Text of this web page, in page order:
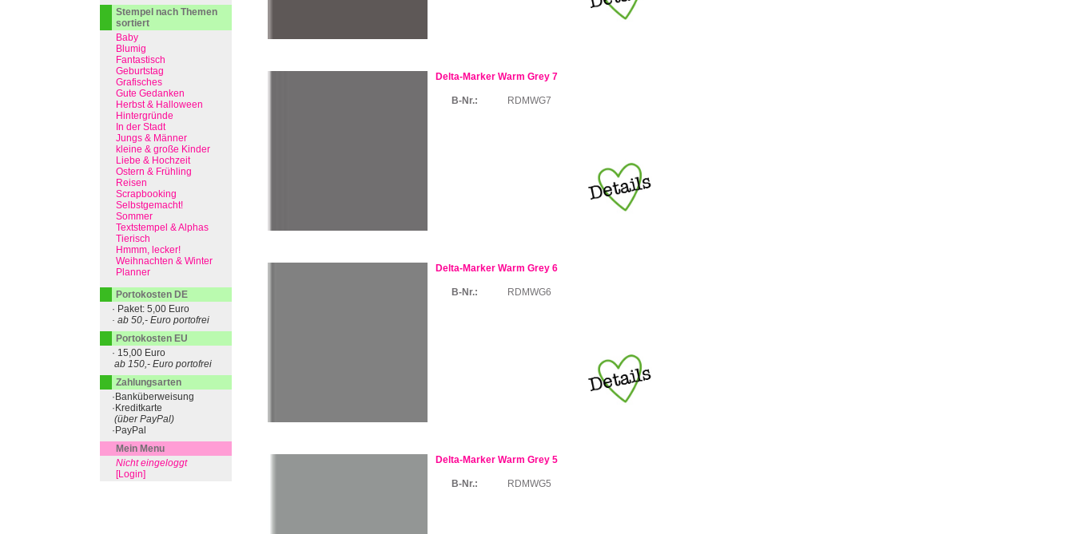
Delta-Marker Warm Grey 7
B-Nr.: RDMWG7
Delta-Marker Warm Grey 6
B-Nr.: RDMWG6
Delta-Marker Warm Grey 5
B-Nr.: RDMWG5
Stempel nach Themen
sortiert
Baby
Blumig
Fantastisch
Geburtstag
Grafisches
Gute Gedanken
Herbst & Halloween
Hintergründe
In der Stadt
Jungs & Männer
kleine & große Kinder
Liebe & Hochzeit
Ostern & Frühling
Reisen
Scrapbooking
Selbstgemacht!
Sommer
Textstempel & Alphas
Tierisch
Hmmm, lecker!
Weihnachten & Winter
Planner
Portokosten DE
· Paket: 5,00 Euro
· ab 50,- Euro portofrei
Portokosten EU
· 15,00 Euro
ab 150,- Euro portofrei
Zahlungsarten
·Banküberweisung
·Kreditkarte
(über PayPal)
·PayPal
Mein Menu
Nicht eingeloggt
[Login]